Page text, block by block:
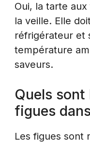
Oui, la tarte
la veille. Elle
réfrigérateur et
température
saveurs.
Quels
figues
Les figues sont